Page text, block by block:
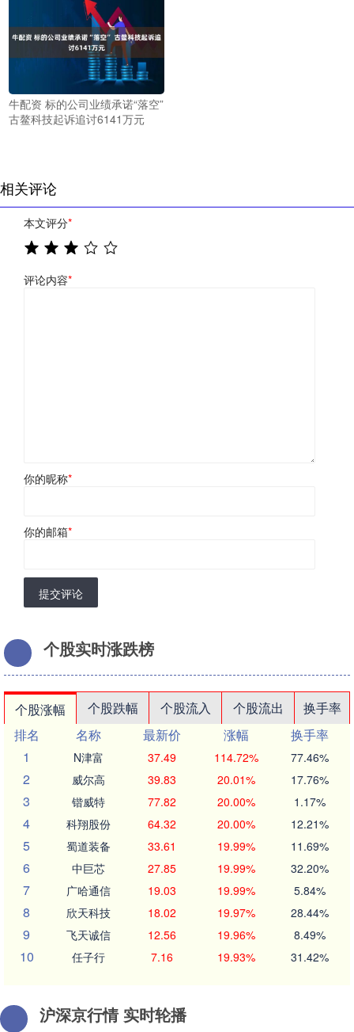
牛配资 标的公司业绩承诺“落空”
古鳌科技起诉追讨6141万元
相关评论
本文评分*
评论内容*
你的昵称*
你的邮箱*
提交评论
个股实时涨跌榜
个股涨幅 个股跌幅 个股流入 个股流出
换手率
排名
名称 最新价 涨幅
换手率
1
N津富 37.49 114.72% 77.46%
2 威尔高 39.83 20.01% 17.76%
3 锴威特 77.82 20.00% 1.17%
4 科翔股份 64.32 20.00% 12.21%
5 蜀道装备 33.61 19.99% 11.69%
6 中巨芯 27.85 19.99% 32.20%
7 广哈通信 19.03 19.99% 5.84%
8 欣天科技 18.02 19.97% 28.44%
9 飞天诚信 12.56 19.96% 8.49%
10 任子行 7.16 19.93% 31.42%
沪深京行情 实时轮播